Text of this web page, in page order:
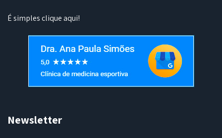
É simplesclique aqui!
Newsletter